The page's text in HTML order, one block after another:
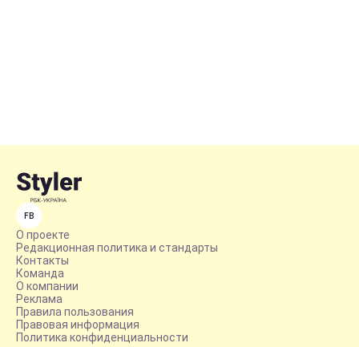
FB
О проекте
Редакционная политика и стандарты
Контакты
Команда
О компании
Реклама
Правила пользования
Правовая информация
Политика конфиденциальности